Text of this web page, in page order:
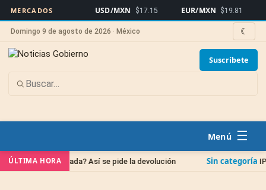
MERCADOS USD/MXN $17.15 EUR/MXN $19.81 Bitcoin
Domingo 9 de agosto de 2026 · México ☾
Suscríbete
☰
ÚLTIMA HORA
Así se pide la devolución Sin categoría IPAB: qué pasa